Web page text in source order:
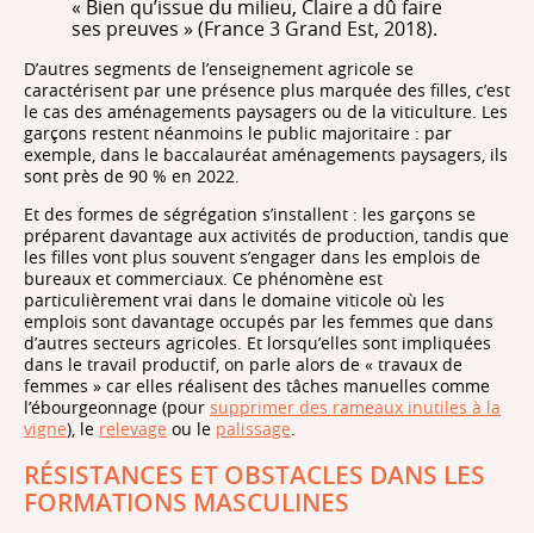
« Bien qu’issue du milieu, Claire a dû faire
ses preuves » (France 3 Grand Est, 2018).
D’autres segments de l’enseignement agricole se
caractérisent par une présence plus marquée des filles, c’est
le cas des aménagements paysagers ou de la viticulture. Les
garçons restent néanmoins le public majoritaire : par
exemple, dans le baccalauréat aménagements paysagers, ils
sont près de 90 % en 2022.
Et des formes de ségrégation s’installent : les garçons se
préparent davantage aux activités de production, tandis que
les filles vont plus souvent s’engager dans les emplois de
bureaux et commerciaux. Ce phénomène est
particulièrement vrai dans le domaine viticole où les
emplois sont davantage occupés par les femmes que dans
d’autres secteurs agricoles. Et lorsqu’elles sont impliquées
dans le travail productif, on parle alors de « travaux de
femmes » car elles réalisent des tâches manuelles comme
l’ébourgeonnage (pour supprimer des rameaux inutiles à la
vigne), le relevage ou le palissage.
RÉSISTANCES ET OBSTACLES DANS LES
FORMATIONS MASCULINES